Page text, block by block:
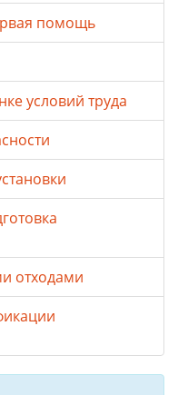
помощь
условий труда
отходами